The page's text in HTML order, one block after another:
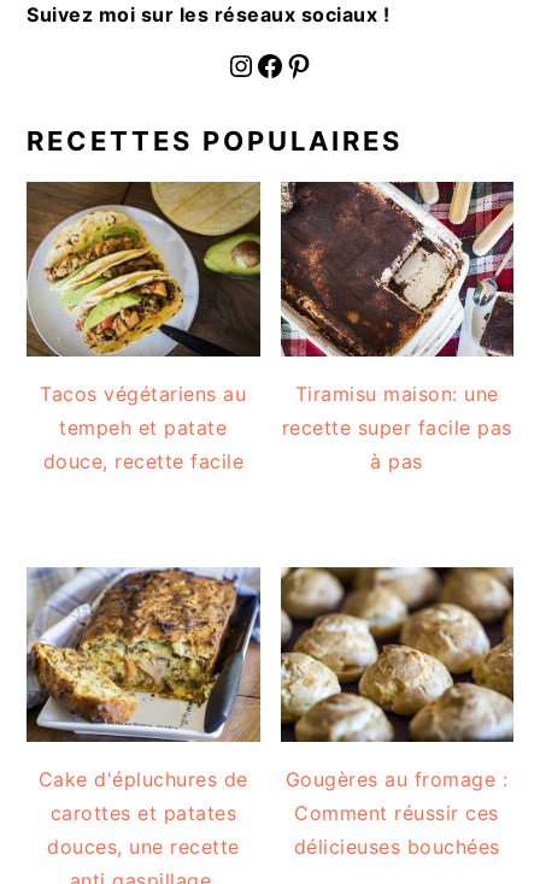
Suivez moi sur les réseaux sociaux !
fournoratio Facebook Pinterest
RECETTES POPULAIRES
Tacos végétariens au
tempeh et patate
douce, recette facile
Tiramisu maison: une
recette super facile pas
à pas
Cake d'épluchures de
carottes et patates
douces, une recette
Gougères au fromage :
Comment réussir ces
délicieuses bouchées